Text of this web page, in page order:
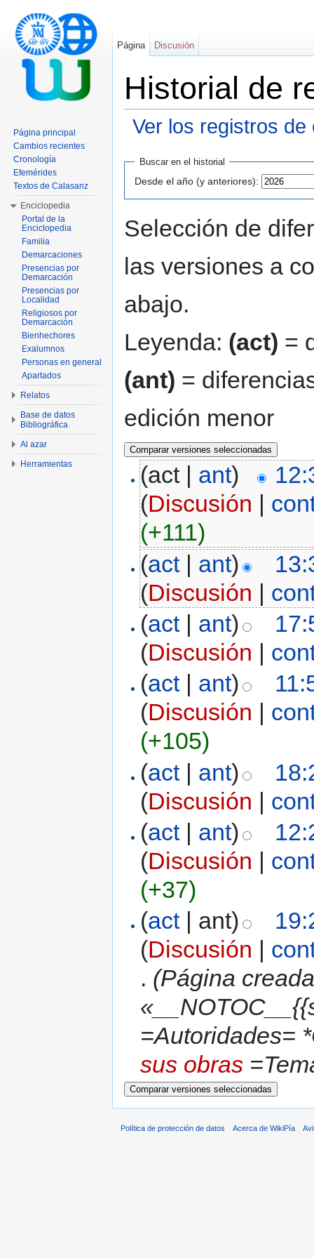
Historial de
Ver los registros de
Buscar en el historial
Desde el año (y anteriores):
Selección de
las versiones a
abajo.
Leyenda: (act) =
(ant) =
edición menor
(act | ant)
(Discusión |
(+111)
(act| ant)
(Discusión |
(act| ant)
(Discusión |
(act| ant)
(Discusión |
(+105)
(act| ant)
(Discusión |
(act| ant)
(Discusión |
(+37)
(act| ant)
(Discusión
. (Página
=Autoridades=
sus obras
Página Discusión
Página principal
Cambios recientes
Cronología
Efemérides
Textos de Calasanz
Enciclopedia
Portal de la
Enciclopedia
Familia
Demarcaciones
Presencias por
Demarcación
Presencias por
Localidad
Religiosos por
Demarcación
Bienhechores
Exalumnos
Personas en general
Apartados
Relatos
Base de datos
Bibliográfica
Al azar
Herramientas
Política de protección de datos Acerca de WikiPía